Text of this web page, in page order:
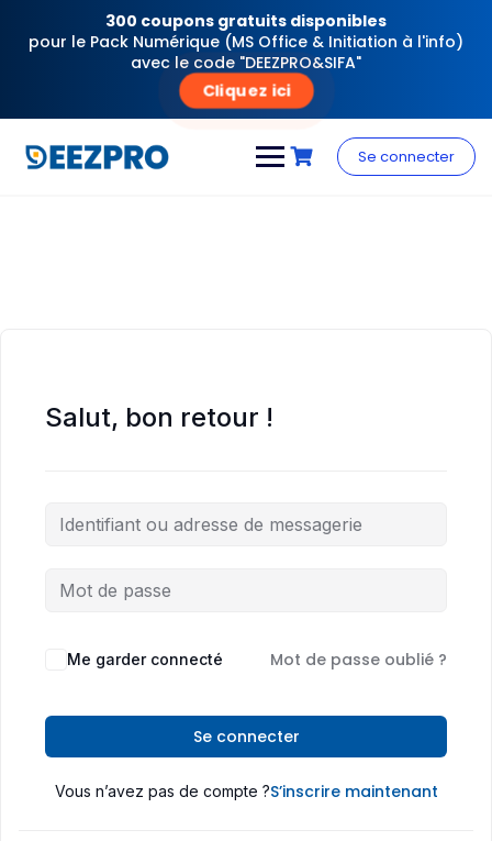
300 coupons gratuits disponibles
pour le Pack Numérique (MS Office & Initiation à l'info)
avec le code "DEEZPRO&SIFA"
Cliquez ici
content
Se connecter
Salut, bon retour !
Me garder connecté Mot de passe oublié ?
Se connecter
Vous n’avez pas de compte ?S’inscrire maintenant